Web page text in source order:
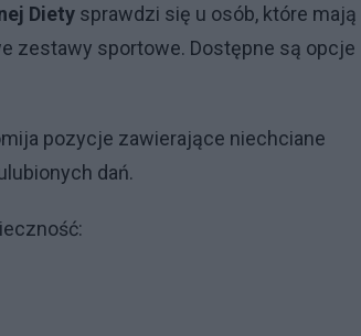
Diety sprawdzi się u osób, które mają
zestawy sportowe. Dostępne są opcje
pozycje zawierające niechciane
dań.